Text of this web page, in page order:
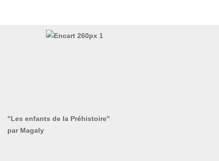
"Les enfants de la Préhistoire"
par Magaly